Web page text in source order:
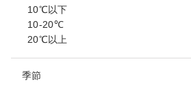
10℃以下
10-20℃
20℃以上
季節